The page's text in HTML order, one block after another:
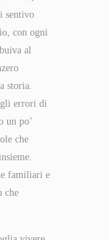
sentivo
con ogni
al
storia.
gli errori di
un po’
che
familiari e
che